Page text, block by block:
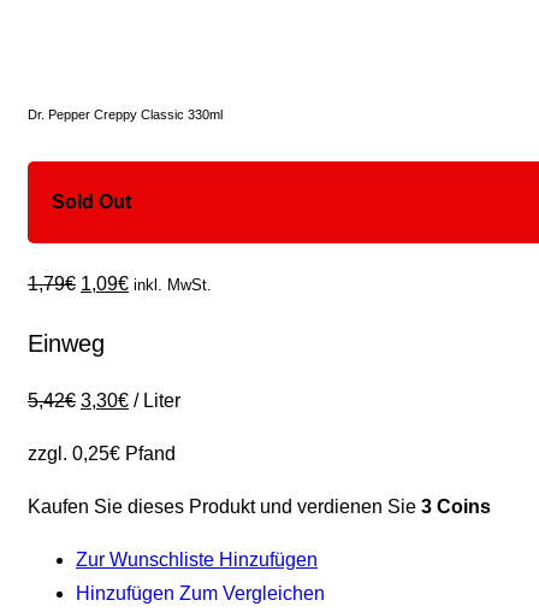
Dr. Pepper Creppy Classic 330ml
Sold Out
1,79€ 1,09€ inkl. MwSt.
Einweg
5,42€ 3,30€ / Liter
zzgl. 0,25€ Pfand
Kaufen Sie dieses Produkt und verdienen Sie 3 Coins
Zur Wunschliste Hinzufügen
Hinzufügen Zum Vergleichen